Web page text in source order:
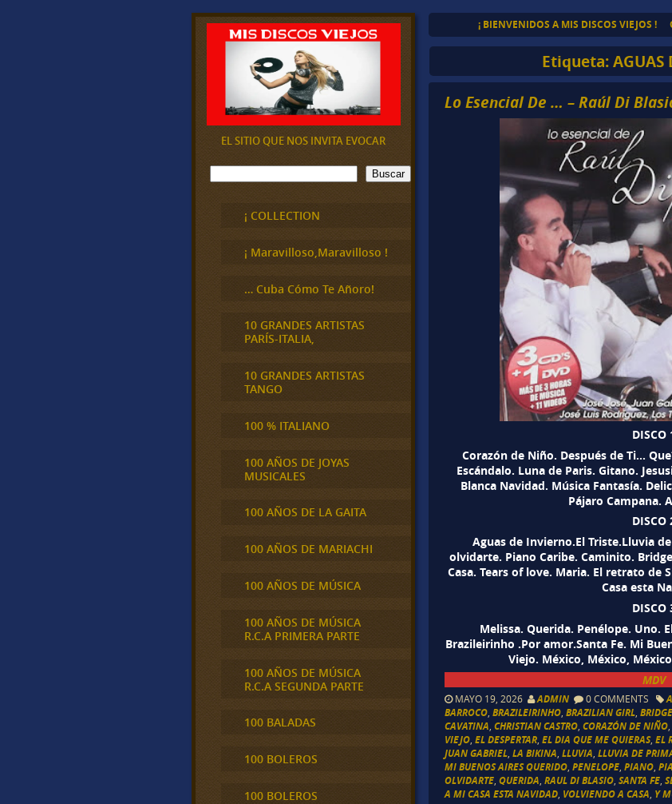
¡ BIENVENIDOS A MIS DISCOS VIEJOS !
Etiqueta:AGUAS
Lo Esencial De … – Raúl Di
DISCO
Corazón de Niño. Después de Ti…
Escándalo. Luna de Paris. Gitano.
Blanca Navidad. Música Fantasía.
Pájaro Campana.
DISCO
Aguas de Invierno.El Triste.Lluvia
olvidarte. Piano Caribe. Caminito.
Casa. Tears of love. Maria. El retrato de
Casa esta
DISCO
Melissa. Querida. Penélope. Uno.
Brazileirinho .Por amor.Santa Fe. Mi
Viejo. México, México,
MDV
MAYO 19, 2026 ADMIN 0 COMMENTS
BARROCO,BRAZILEIRINHO,BRAZILIAN GIRL,
CAVATINA,CHRISTIAN CASTRO,CORAZÓN DE NIÑO
VIEJO,EL DESPERTAR,EL DIA QUE ME QUIERAS,EL
JUAN GABRIEL,LA BIKINA,LLUVIA,LLUVIA DE
MI BUENOS AIRES QUERIDO,PENELOPE,PIANO,
OLVIDARTE,QUERIDA,RAUL DI BLASIO,SANTA FE,
A MI CASA ESTA NAVIDAD, VOLVIENDO A CASA, Y
EL SITIO QUE NOS INVITA EVOCAR
B
u
Buscar
¡ COLLECTION
¡ Maravilloso,Maravilloso !
… Cuba Cómo Te Añoro!
10 GRANDES ARTISTAS
PARÍS-ITALIA,
10 GRANDES ARTISTAS
TANGO
100 % ITALIANO
100 AÑOS DE JOYAS
MUSICALES
100 AÑOS DE LA GAITA
100 AÑOS DE MARIACHI
100 AÑOS DE MÚSICA
100 AÑOS DE MÚSICA
R.C.A PRIMERA PARTE
100 AÑOS DE MÚSICA
R.C.A SEGUNDA PARTE
100 BALADAS
100 BOLEROS
100 BOLEROS